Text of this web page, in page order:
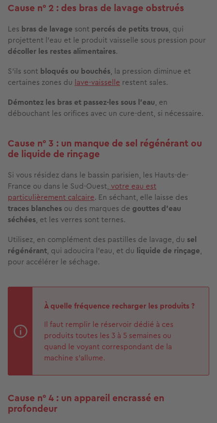
Cause n° 2 : des bras de lavage obstrués
Les bras de lavage sont percés de petits trous, qui
projettent l’eau et le produit vaisselle sous pression pour
décoller les restes alimentaires.
S’ils sont bloqués ou bouchés, la pression diminue et
certaines zones du lave-vaisselle restent sales.
Démontez les bras et passez-les sous l’eau, en
débouchant les orifices avec un cure-dent, si nécessaire.
Cause n° 3 : un manque de sel régénérant ou
de liquide de rinçage
Si vous résidez dans le bassin parisien, les Hauts-de-
France ou dans le Sud-Ouest, votre eau est
particulièrement calcaire. En séchant, elle laisse des
traces blanches ou des marques de gouttes d’eau
séchées, et les verres sont ternes.
Utilisez, en complément des pastilles de lavage, du sel
régénérant, qui adoucira l’eau, et du liquide de rinçage,
pour accélérer le séchage.
À quelle fréquence recharger les produits ?
Il faut remplir le réservoir dédié à ces
produits toutes les 3 à 5 semaines ou
quand le voyant correspondant de la
machine s’allume.
Cause n° 4 : un appareil encrassé en
profondeur